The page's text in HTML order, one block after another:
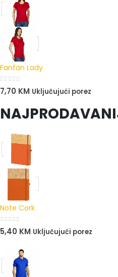
Fanfan Lady
0out of 5
7,70 KM Uključujući porez
Note Cork
0out of 5
5,40 KM Uključujući porez